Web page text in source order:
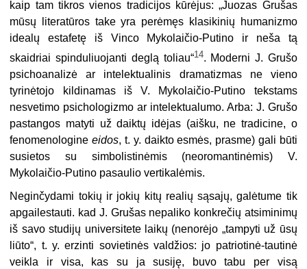
kaip tam tik­ros vienos tradicijos kūrėjus: „Juozas Grušas
mūsų literatūros take yra per­ėmęs klasikinių humanizmo
idealų estafetę iš Vinco Mykolaičio-Putino ir ne­ša tą
skaidriai spinduliuojanti deglą toliau“14. Moderni J. Grušo
psicho­analizė ar intelektualinis dramatizmas ne vieno
tyrinėtojo kildinamas iš V. Mykolaičio-Putino tekstams
nesvetimo psichologizmo ar intelektualu­mo. Arba: J. Grušo
pastangos matyti už daiktų idėjas (aišku, ne tradicine, o
fenomenologineeidos, t. y. daikto esmės, prasme) gali būti
susietos su sim­bolistinėmis (neoromantinėmis) V.
Mykolaičio-Putino pasaulio vertikalėmis.
Neginčydami tokių ir jokių kitų realių sąsajų, galėtume tik
apgailestau­ti. kad J. Grušas nepaliko konkrečių atsiminimų
iš savo studijų universitete laikų (nenorėjo „tampyti už ūsų
liūto“, t. y. erzinti sovietinės valdžios: jo patriotinė-tautinė
veikla ir visa, kas su ja susiję, buvo tabu per visą